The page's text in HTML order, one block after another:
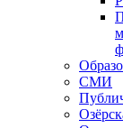
СМИ